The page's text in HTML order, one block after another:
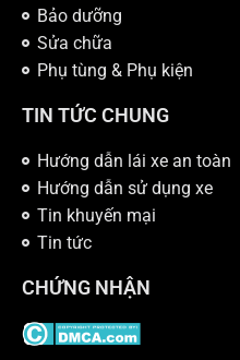
Bảo dưỡng
Sửa chữa
Phụ tùng & Phụ kiện
TIN TỨC CHUNG
Hướng dẫn lái xe an toàn
Hướng dẫn sử dụng xe
Tin khuyến mại
Tin tức
CHỨNG NHẬN